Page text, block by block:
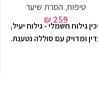
טיפוח, הסרת שיער
₪ 259
גילוח חשמלי - גילוח יעיל,
ומדויק עם סוללה נטענת.